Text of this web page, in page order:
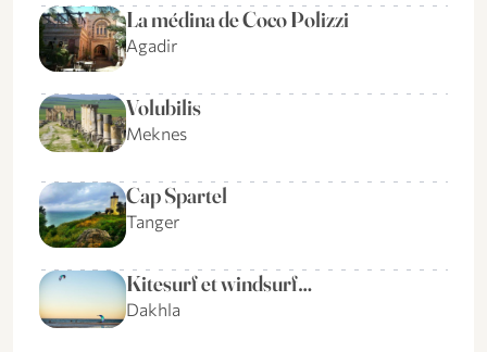
La médina de Coco Polizzi
Agadir
Volubilis
Meknes
Cap Spartel
Tanger
Kitesurf et windsurf…
Dakhla